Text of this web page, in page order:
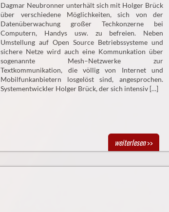
Dagmar Neubronner unterhält sich mit Holger Brück
über verschiedene Möglichkeiten, sich von der
Datenüberwachung großer Techkonzerne bei
Computern, Handys usw. zu befreien. Neben
Umstellung auf Open Source Betriebssysteme und
sichere Netze wird auch eine Kommunkation über
sogenannte Mesh–Netzwerke zur
Textkommunikation, die völlig von Internet und
Mobilfunkanbietern losgelöst sind, angesprochen.
Systementwickler Holger Brück, der sich intensiv […]
weiterlesen>>